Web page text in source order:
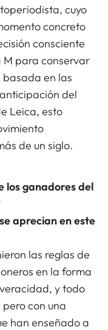
cuyo
concreto
consciente
para conservar
en las
del
Leica, esto
de un siglo.
los ganadores del
aprecian en este
las reglas de
en la forma
y todo
con una
han enseñado a